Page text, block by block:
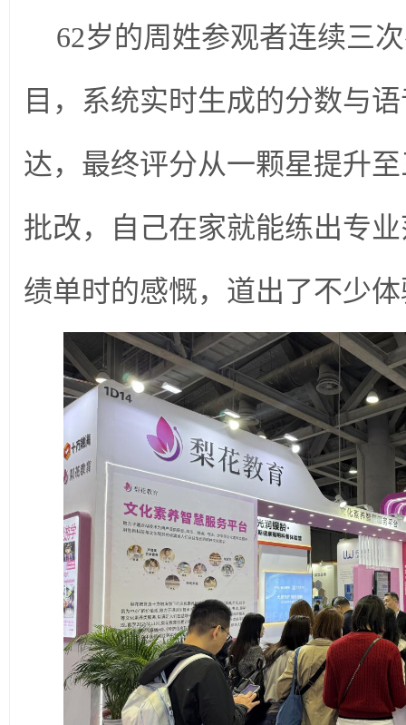
62岁的周姓参观者连续三
目，系统实时生成的分数与
达，最终评分从一颗星提升
批改，自己在家就能练出专
绩单时的感慨，道出了不少